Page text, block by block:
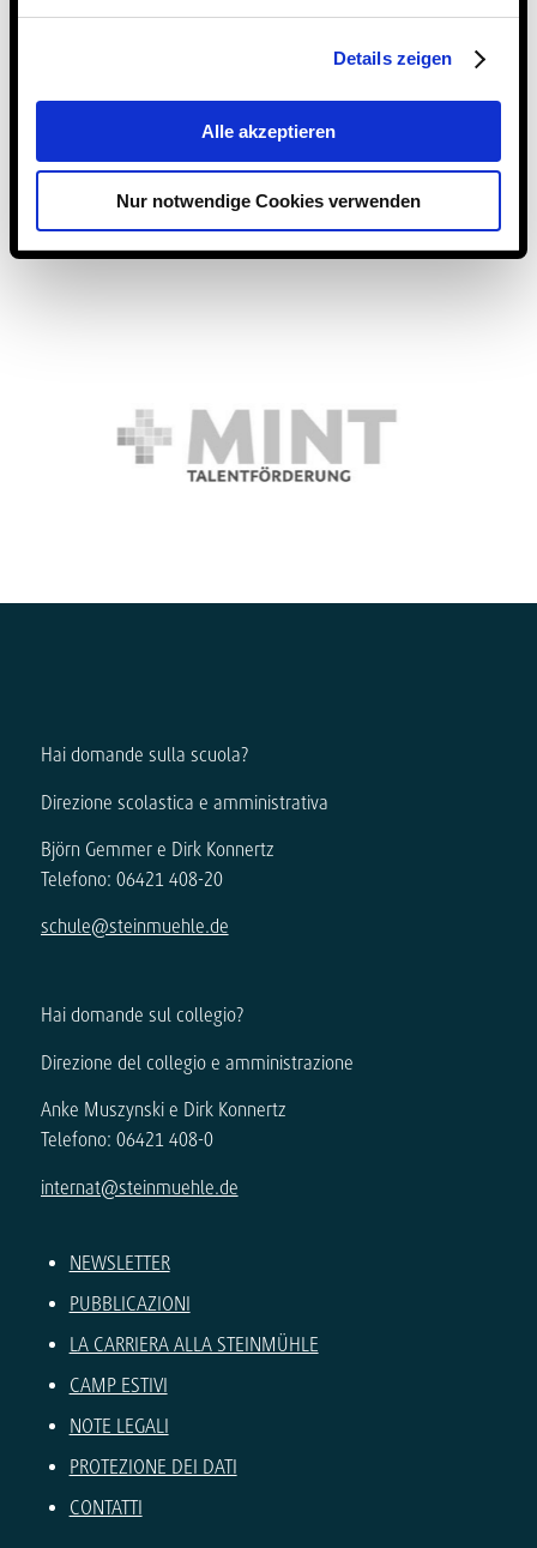
Details zeigen
Alle akzeptieren
Nur notwendige Cookies verwenden
Hai domande sulla scuola?
Direzione scolastica e amministrativa
Björn Gemmer e Dirk Konnertz
Telefono: 06421 408-20
schule@steinmuehle.de
Hai domande sul collegio?
Direzione del collegio e amministrazione
Anke Muszynski e Dirk Konnertz
Telefono: 06421 408-0
internat@steinmuehle.de
NEWSLETTER
PUBBLICAZIONI
LA CARRIERA ALLA STEINMÜHLE
CAMP ESTIVI
NOTE LEGALI
PROTEZIONE DEI DATI
CONTATTI